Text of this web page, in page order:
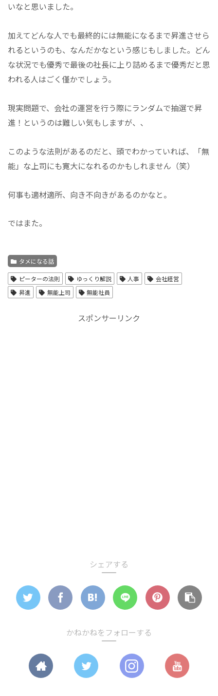
いなと思いました。
加えてどんな人でも最終的には無能になるまで昇進させら
れるというのも、なんだかなという感じもしました。どん
な状況でも優秀で最後の社長に上り詰めるまで優秀だと思
われる人はごく僅かでしょう。
現実問題で、会社の運営を行う際にランダムで抽選で昇
進！というのは難しい気もしますが、、
このような法則があるのだと、頭でわかっていれば、「無
能」な上司にも寛大になれるのかもしれません（笑）
何事も適材適所、向き不向きがあるのかなと。
ではまた。
タメになる話
ピーターの法則 ゆっくり解説 人事
会社経営
昇進
無能上司 無能社員
スポンサーリンク
シェアする
かねかねをフォローする